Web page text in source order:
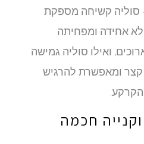
קשיחה מספקת
אחידה ומפחיתה
ואילו סוליה גמישה
ומאפשרת להרגיש
חכמה